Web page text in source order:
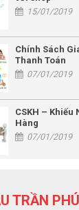
15/01/2019
Chính Sách
Thanh Toán
07/01/2019
CSKH – Khiếu
Hàng
07/01/2019
TRẦN PHÚ